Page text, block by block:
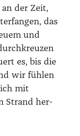
der Zeit,
das
und
es, bis die
wir füh­len
mit
Strand her­